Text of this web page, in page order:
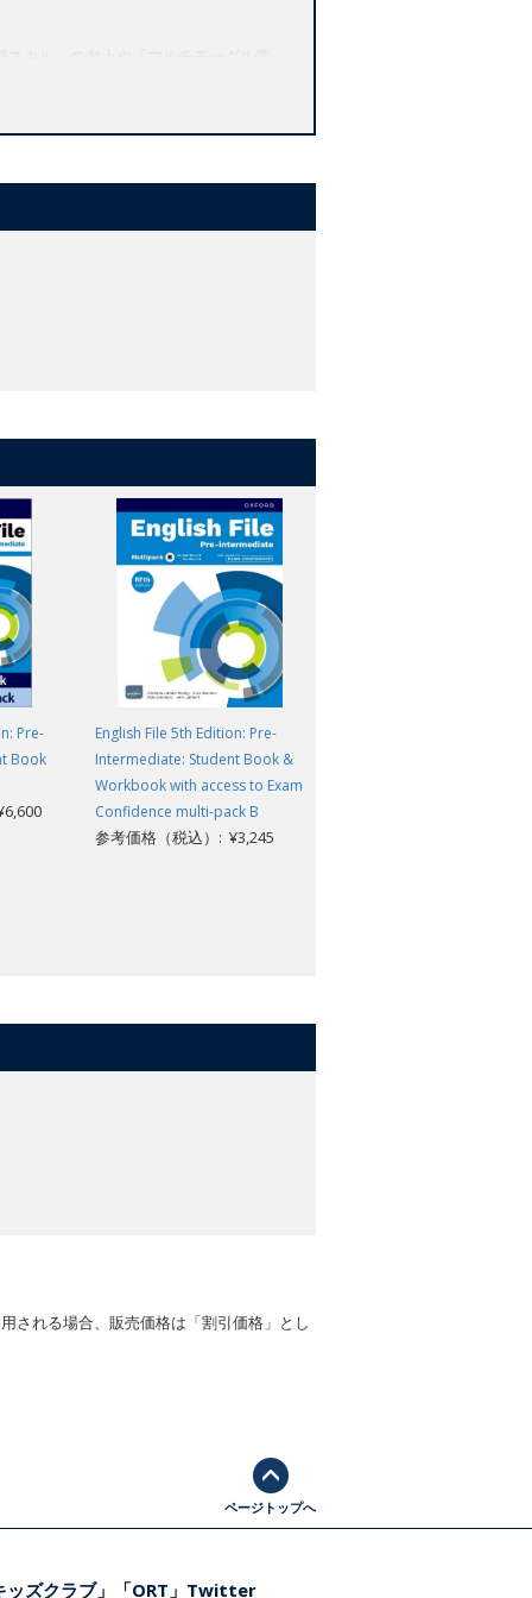
キル」の向上や「マルチモーダル学
Pre-
Book
English File 5th Edition: Pre-
Intermediate: Student Book &
Workbook with access to Exam
Confidence multi-pack B
参考価格（税込）: ¥3,245
される場合、販売価格は「割引価格」とし
ページトップへ
ッズクラブ」「ORT」Twitter